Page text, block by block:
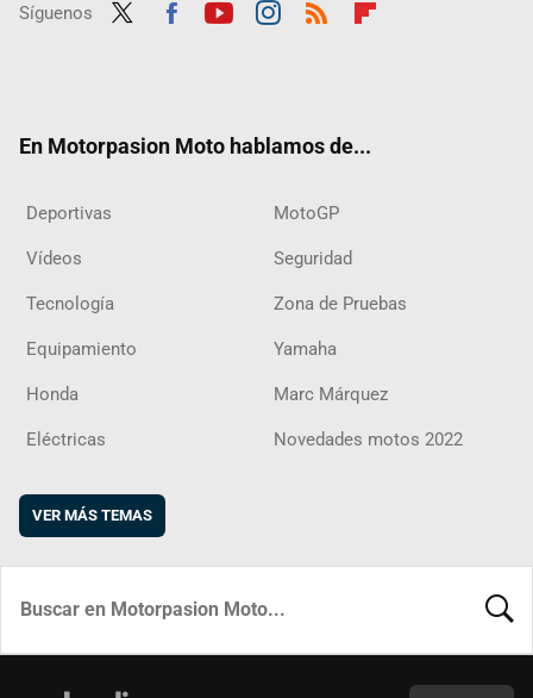
Síguenos
En Motorpasion Moto hablamos de...
Deportivas MotoGP
Vídeos Seguridad
Tecnología Zona de Pruebas
Equipamiento Yamaha
Honda Marc Márquez
Eléctricas Novedades motos 2022
VER MÁS TEMAS